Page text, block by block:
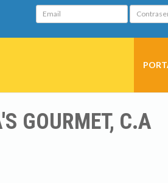
Email
GOURMET, C.A